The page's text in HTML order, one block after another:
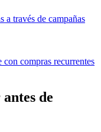
a través de campañas
compras recurrentes
de